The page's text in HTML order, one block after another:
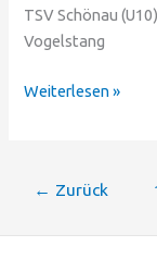
TSV Schönau
Vogelstang
Weiterlesen »
← Zurück